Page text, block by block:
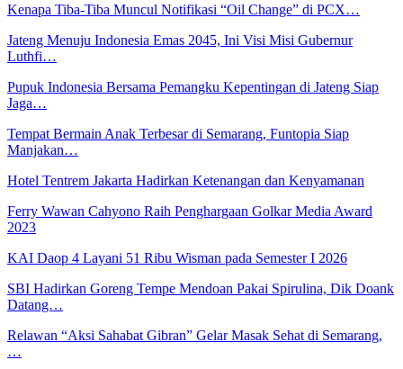
Kenapa Tiba-Tiba Muncul Notifikasi “Oil Change” di PCX…
Jateng Menuju Indonesia Emas 2045, Ini Visi Misi Gubernur
Luthfi…
Pupuk Indonesia Bersama Pemangku Kepentingan di Jateng Siap
Jaga…
Tempat Bermain Anak Terbesar di Semarang, Funtopia Siap
Manjakan…
Hotel Tentrem Jakarta Hadirkan Ketenangan dan Kenyamanan
Ferry Wawan Cahyono Raih Penghargaan Golkar Media Award
2023
KAI Daop 4 Layani 51 Ribu Wisman pada Semester I 2026
SBI Hadirkan Goreng Tempe Mendoan Pakai Spirulina, Dik Doank
Datang…
Relawan “Aksi Sahabat Gibran” Gelar Masak Sehat di Semarang,
…